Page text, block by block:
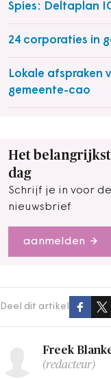
Spies: Deltaplan
24 corporaties in
Lokale afspraken
gemeente-cao
Het
dag
Schrijf je in voor
nieuwsbrief
aanmelden
Deel dit artikel
Freek
(redacteur)